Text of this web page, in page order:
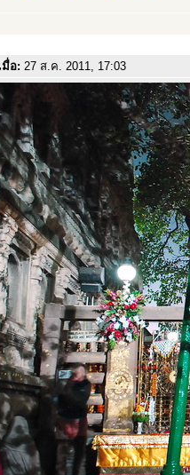
มื่อ: 27 ส.ค. 2011, 17:03